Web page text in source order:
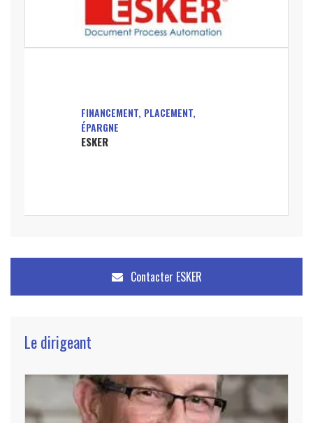
FINANCEMENT, PLACEMENT,
ÉPARGNE
ESKER
Contacter ESKER
Le dirigeant